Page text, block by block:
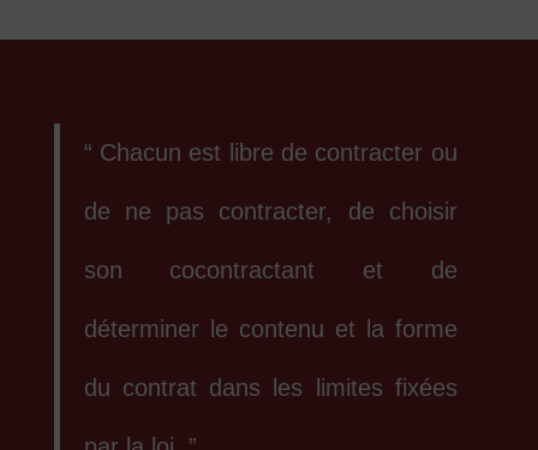
“ Chacun est libre de contracter ou
de ne pas contracter, de choisir
son cocontractant et de
déterminer le contenu et la forme
du contrat dans les limites fixées